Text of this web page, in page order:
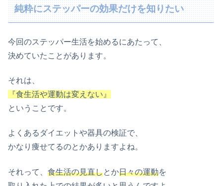
純粋にステッパーの効果だけを知りたい
今回のステッパー生活を始めるにあたって、
決めていたことがあります。
それは、
『食生活や運動は変えない』
ということです。
よくあるダイエットや器具の検証で、
かなり痩せてるのとかありますよね。
それって、 食生活の見直しとか日々の運動を